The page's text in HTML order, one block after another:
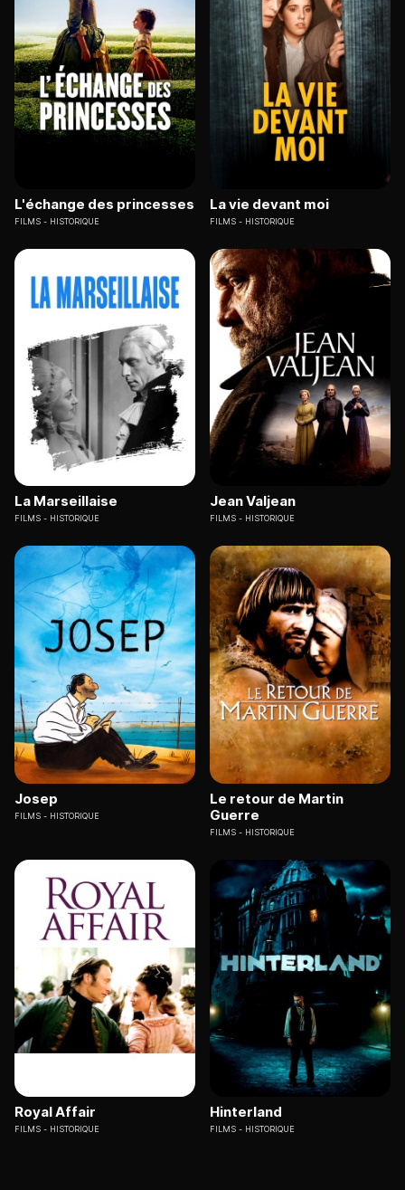
L'échange des princesses
FILMS HISTORIQUE
La vie devant moi
FILMS HISTORIQUE
La Marseillaise
FILMS HISTORIQUE
Jean Valjean
FILMS HISTORIQUE
Josep
FILMS HISTORIQUE
Le retour de Martin
Guerre
FILMS HISTORIQUE
Royal Affair
FILMS HISTORIQUE
Hinterland
FILMS HISTORIQUE